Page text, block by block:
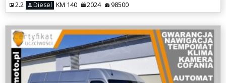
2.2 Diesel KM 140 2024 98500